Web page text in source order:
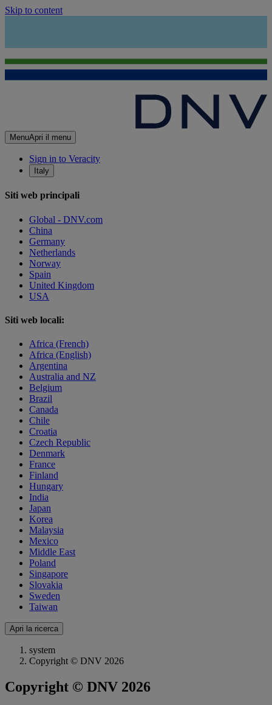
Skip to content
MenuApri il menu
Sign in to Veracity
Italy
Siti web principali
Global - DNV.com
China
Germany
Netherlands
Norway
Spain
United Kingdom
USA
Siti web locali:
Africa (French)
Africa (English)
Argentina
Australia and NZ
Belgium
Brazil
Canada
Chile
Croatia
Czech Republic
Denmark
France
Finland
Hungary
India
Japan
Korea
Malaysia
Mexico
Middle East
Poland
Singapore
Slovakia
Sweden
Taiwan
Apri la ricerca
system
Copyright © DNV 2026
Copyright © DNV 2026